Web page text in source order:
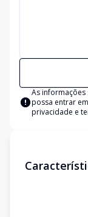
As
possa entrar
privacidade e